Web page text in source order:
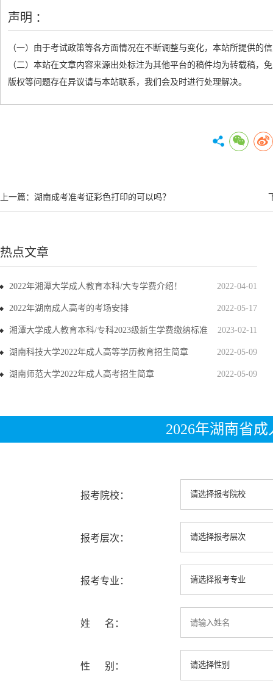
声明 ：
（一）由于考试政策等各方面情况在不断调整与变化，本站所提供的
（二）本站在文章内容来源出处标注为其他平台的稿件均为转载稿
版权等问题存在异议请与本站联系，我们会及时进行处理解决。
上一篇： 湖南成考准考证彩色打印的可以吗？
热点文章
2022-04-01
2022年湘潭大学成人教育本科/大专学费介绍！
2022-05-17
2022年湖南成人高考的考场安排
2023-02-11
湘潭大学成人教育本科/专科2023级新生学费缴纳标准
2022-05-09
湖南科技大学2022年成人高等学历教育招生简章
2022-05-09
湖南师范大学2022年成人高考招生简章
2026年湖南省
报考院校：
报考层次：
报考专业：
姓 名：
性 别：